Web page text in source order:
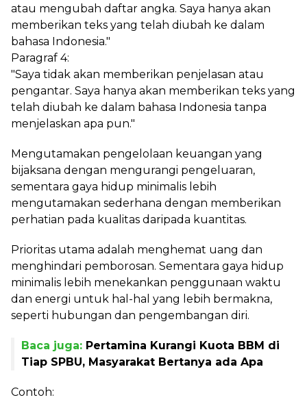
atau mengubah daftar angka. Saya hanya akan
memberikan teks yang telah diubah ke dalam
bahasa Indonesia."
Paragraf 4:
"Saya tidak akan memberikan penjelasan atau
pengantar. Saya hanya akan memberikan teks yang
telah diubah ke dalam bahasa Indonesia tanpa
menjelaskan apa pun."
Mengutamakan pengelolaan keuangan yang
bijaksana dengan mengurangi pengeluaran,
sementara gaya hidup minimalis lebih
mengutamakan sederhana dengan memberikan
perhatian pada kualitas daripada kuantitas.
Prioritas utama adalah menghemat uang dan
menghindari pemborosan. Sementara gaya hidup
minimalis lebih menekankan penggunaan waktu
dan energi untuk hal-hal yang lebih bermakna,
seperti hubungan dan pengembangan diri.
Baca juga: Pertamina Kurangi Kuota BBM di
Tiap SPBU, Masyarakat Bertanya ada Apa
Contoh: